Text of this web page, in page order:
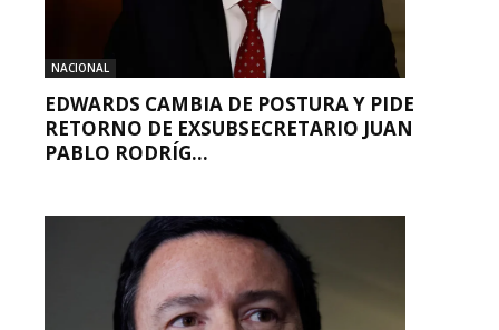
NACIONAL
EDWARDS CAMBIA DE POSTURA Y PIDE
RETORNO DE EXSUBSECRETARIO JUAN
PABLO RODRÍG...